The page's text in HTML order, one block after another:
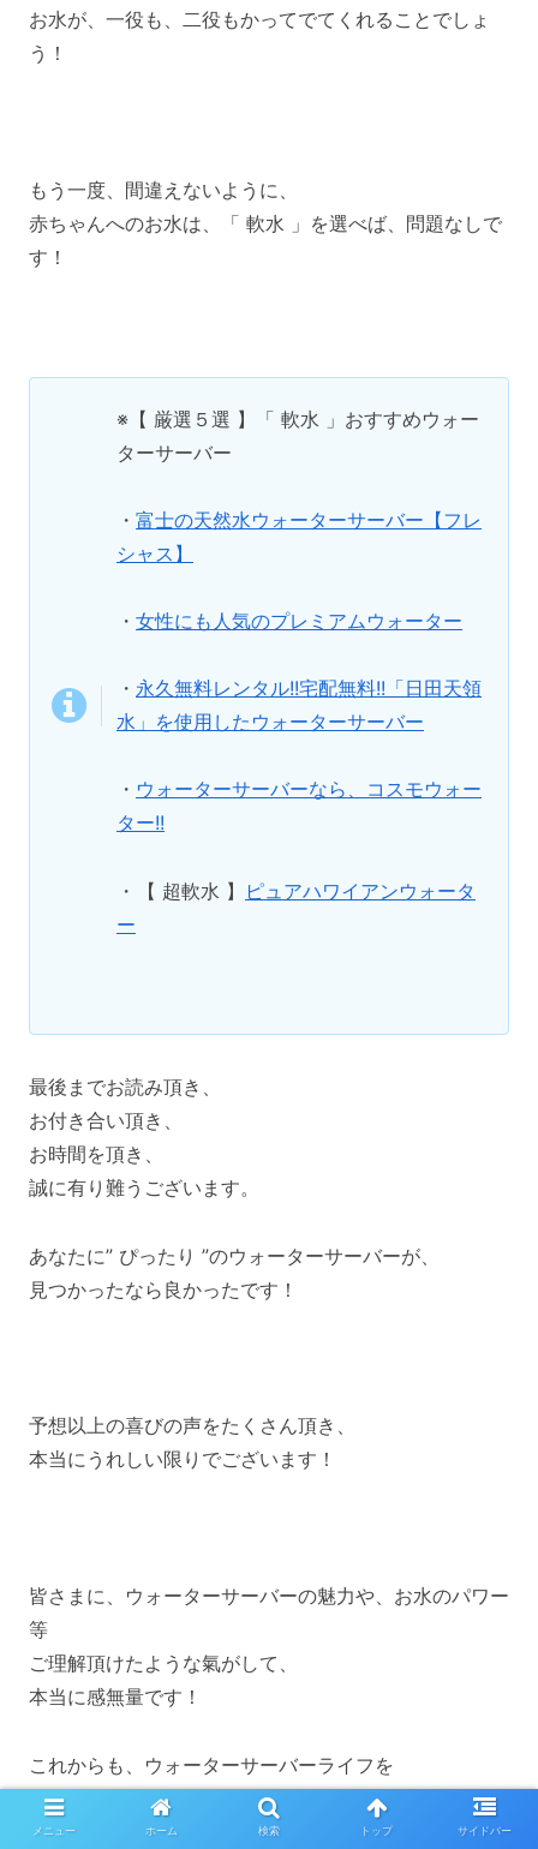
お水が、一役も、二役もかってでてくれることでしょ
う！
もう一度、間違えないように、
赤ちゃんへのお水は、「 軟水 」を選べば、問題なしで
す！
※【 厳選５選 】「 軟水 」おすすめウォー
ターサーバー
・ 富士の天然水ウォーターサーバー【フレ
シャス】
・ 女性にも人気のプレミアムウォーター
・ 永久無料レンタル!!宅配無料!!「日田天領
水」を使用したウォーターサーバー
・ ウォーターサーバーなら、コスモウォー
ター!!
・ 【 超軟水 】
ピュアハワイアンウォータ
ー
最後までお読み頂き、
お付き合い頂き、
お時間を頂き、
誠に有り難うございます。
あなたに” ぴったり ”のウォーターサーバーが、
見つかったなら良かったです！
予想以上の喜びの声をたくさん頂き、
本当にうれしい限りでございます！
皆さまに、ウォーターサーバーの魅力や、お水のパワー
等
ご理解頂けたような氣がして、
本当に感無量です！
これからも、ウォーターサーバーライフを
満喫していきましょう！
メニュー ホーム 検索 トップ サイドバー